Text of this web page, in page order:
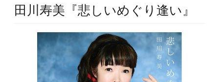
田川寿美『悲しいめぐり逢い』